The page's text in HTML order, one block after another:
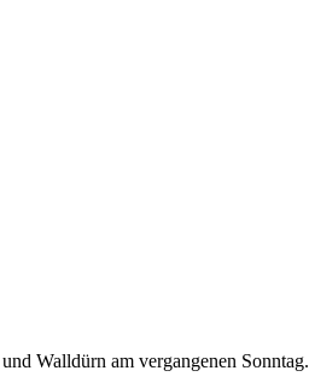
Walldürn am vergangenen Sonntag.